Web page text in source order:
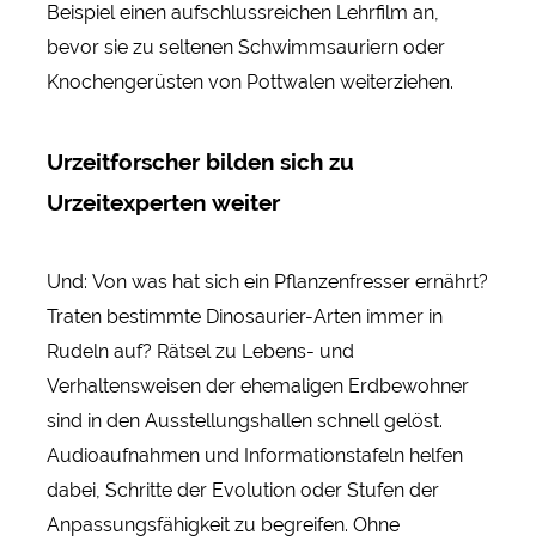
Beispiel einen aufschlussreichen Lehrfilm an,
bevor sie zu seltenen Schwimmsauriern oder
Knochengerüsten von Pottwalen weiterziehen.
Urzeitforscher bilden sich zu
Urzeitexperten weiter
Und: Von was hat sich ein Pflanzenfresser ernährt?
Traten bestimmte Dinosaurier-Arten immer in
Rudeln auf? Rätsel zu Lebens- und
Verhaltensweisen der ehemaligen Erdbewohner
sind in den Ausstellungshallen schnell gelöst.
Audioaufnahmen und Informationstafeln helfen
dabei, Schritte der Evolution oder Stufen der
Anpassungsfähigkeit zu begreifen. Ohne